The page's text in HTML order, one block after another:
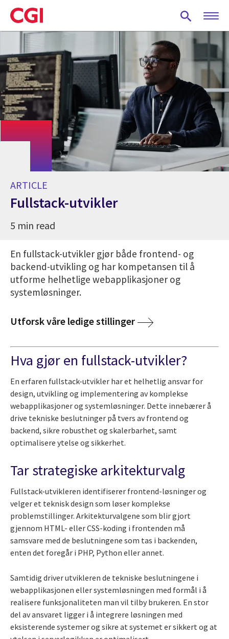
Skip
to
main
ARTICLE
Fullstack-utvikler
5 min read
En fullstack-utvikler gjør både frontend- og
backend-utvikling og har kompetansen til å
utforme helhetlige webapplikasjoner og
systemløsninger.
Utforsk våre ledige stillinger
Hva gjør en fullstack-utvikler?
En erfaren fullstack-utvikler har et helhetlig ansvar for
design, utvikling og implementering av komplekse
webapplikasjoner og systemløsninger. Dette innebærer å
drive tekniske beslutninger på tvers av frontend og
backend, sikre robusthet og skalerbarhet, samt
optimalisere ytelse og sikkerhet.
Tar strategiske arkitekturvalg
Fullstack-utvikleren identifiserer frontend-løsninger og
velger et teknisk design som løser komplekse
problemstillinger. Arkitekturvalgene som blir gjort
gjennom HTML- eller CSS-koding i frontenden må
samsvare med de beslutningene som tas i backenden,
enten det foregår i PHP, Python eller annet.
Samtidig driver utvikleren de tekniske beslutningene i
webapplikasjonen eller systemløsningen med formål i å
realisere funksjonaliteten man vil tilby brukeren. En stor
del av ansvaret ligger i å integrere løsningen med
eksisterende systemer og sikre at systemet er sikkert og at